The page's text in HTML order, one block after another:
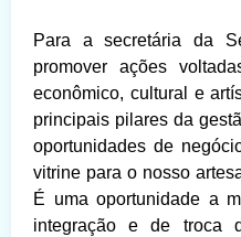
Para a secretária da
promover ações
econômico, cultural e
principais pilares da
oportunidades de
vitrine para o nosso
É uma oportunidade a
integração e de troca